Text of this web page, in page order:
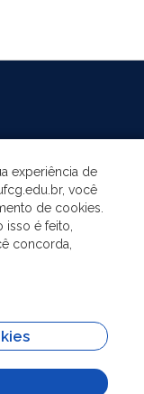
experiência de
você
de cookies.
isso é feito,
concorda,